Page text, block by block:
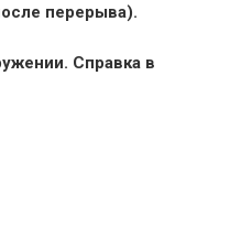
перерыва).
Справка в